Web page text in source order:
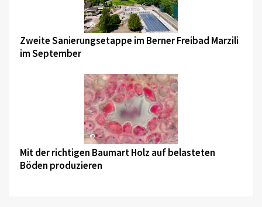
©
Zweite Sanierungsetappe im Berner Freibad Marzili
im September
©
Mit der richtigen Baumart Holz auf belasteten
Böden produzieren